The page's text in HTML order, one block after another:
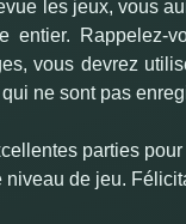
les jeux, vous
entier. Rappelez-
vous devrez
ne sont pas
parties
de jeu.